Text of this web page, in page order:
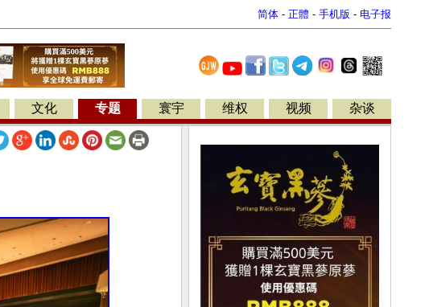
简体 - 正體 - 手机版 - 电子报
文化 专题 寰宇 维权 视频 杂谈